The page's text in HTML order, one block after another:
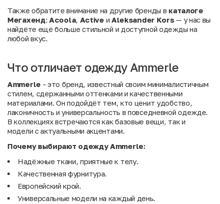
Также обратите внимание на другие бренды в каталоге
Мегахенд:Acoola, Active и Aleksander Kors— у нас вы
найдёте ещё больше стильной и доступной одежды на
любой вкус.
Что отличает одежду Ammerle
Ammerle - это бренд, известный своим минималистичным
стилем, сдержанными оттенками и качественными
материалами. Он подойдёт тем, кто ценит удобство,
лаконичность и универсальность в повседневной одежде.
В коллекциях встречаются как базовые вещи, так и
модели с актуальными акцентами.
Почему выбирают одежду Ammerle:
Надёжные ткани, приятные к телу.
Качественная фурнитура.
Европейский крой.
Универсальные модели на каждый день.